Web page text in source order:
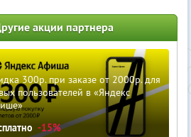
акции партнера
300р. при заказе от 2000р. для
пользователей в «Яндекс
-15%